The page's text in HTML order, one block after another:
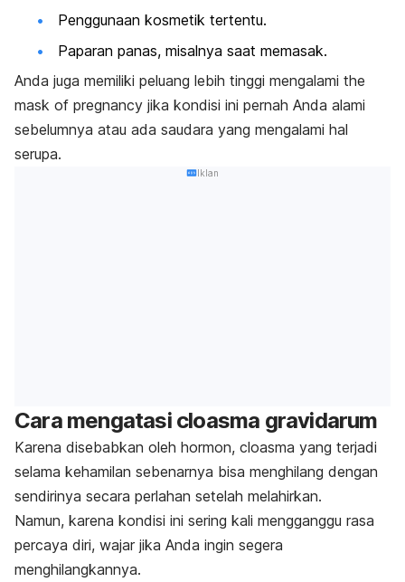
Penggunaan kosmetik tertentu.
Paparan panas, misalnya saat memasak.
Anda juga memiliki peluang lebih tinggi mengalami the
mask of pregnancy jika kondisi ini pernah Anda alami
sebelumnya atau ada saudara yang mengalami hal
serupa.
Iklan
Cara mengatasi cloasma gravidarum
Karena disebabkan oleh hormon, cloasma yang terjadi
selama kehamilan sebenarnya bisa menghilang dengan
sendirinya secara perlahan setelah melahirkan.
Namun, karena kondisi ini sering kali mengganggu rasa
percaya diri, wajar jika Anda ingin segera
menghilangkannya.